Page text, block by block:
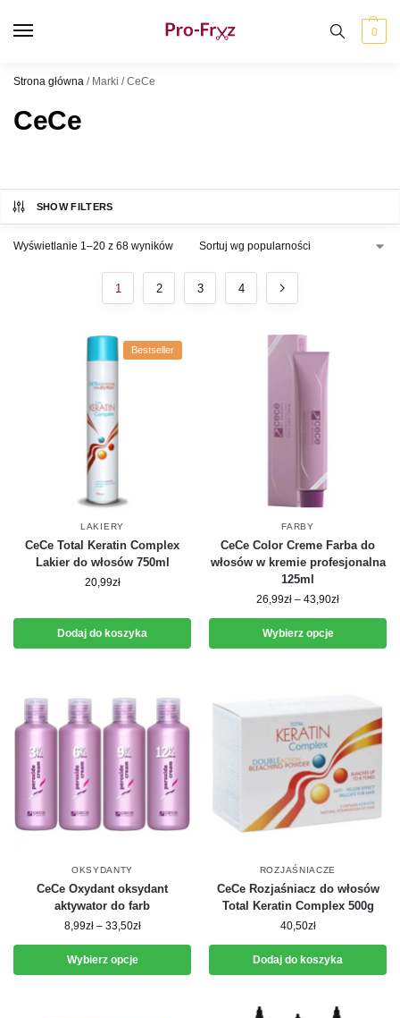
0
Strona główna / Marki /CeCe
CeCe
SHOW FILTERS
Wyświetlanie 1–20 z 68 wyników
1 2 3 4
Bestseller
LAKIERY
CeCe Total Keratin Complex
Lakier do włosów 750ml
20,99zł
Dodaj do koszyka
FARBY
CeCe Color Creme Farba do
włosów w kremie profesjonalna
125ml
26,99zł – 43,90zł
Wybierz opcje
OKSYDANTY
CeCe Oxydant oksydant
aktywator do farb
8,99zł – 33,50zł
Wybierz opcje
ROZJAŚNIACZE
CeCe Rozjaśniacz do włosów
Total Keratin Complex 500g
40,50zł
Dodaj do koszyka